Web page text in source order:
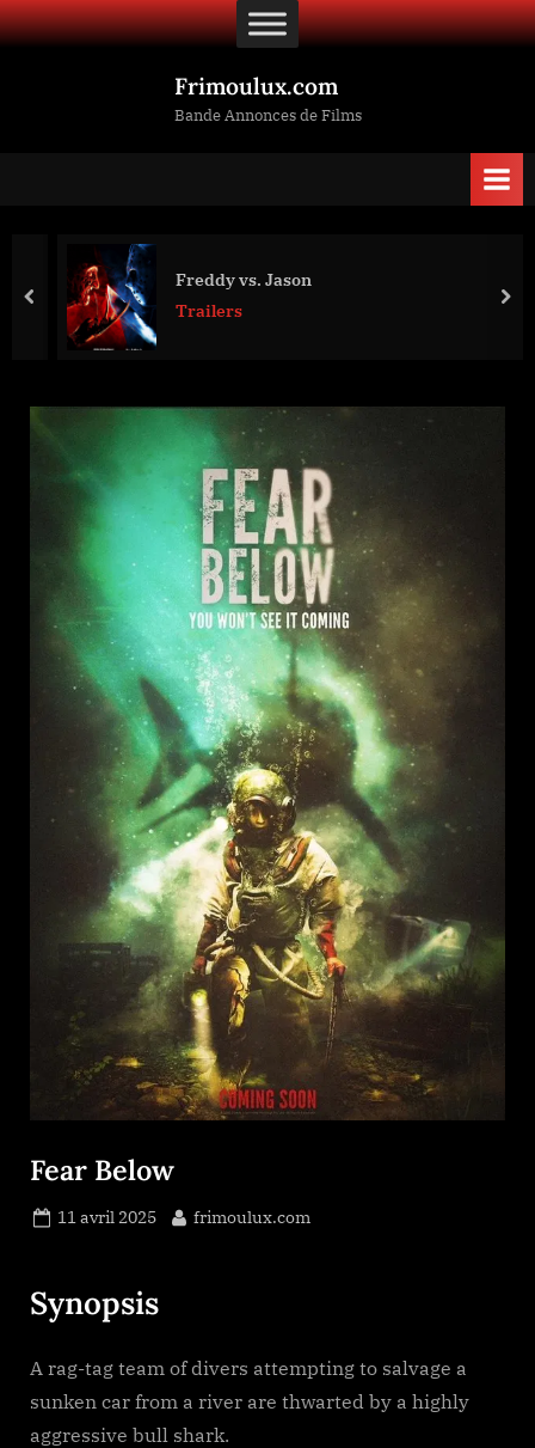
Skip
to
Frimoulux.com
Bande Annonces de Films
Freddy vs. Jason
Trailers
prev
Fear Below
Posted
11 avril 2025 By
frimoulux.com
Synopsis
A rag-tag team of divers attempting to salvage a
sunken car from a river are thwarted by a highly
aggressive bull shark.